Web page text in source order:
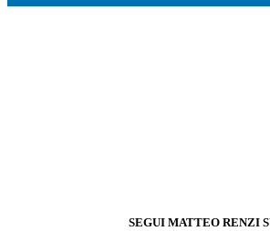
SEGUI MATTEO RENZI